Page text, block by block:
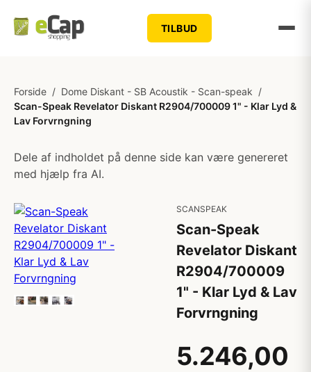
TILBUD
Forside / Dome Diskant - SB Acoustik - Scan-speak /
Scan-Speak Revelator Diskant R2904/700009 1" - Klar Lyd &
Lav Forvrngning
Dele af indholdet på denne side kan være genereret
med hjælp fra AI.
SCANSPEAK
Scan-Speak
Revelator Diskant
R2904/700009
1" - Klar Lyd & Lav
Forvrngning
5.246,00